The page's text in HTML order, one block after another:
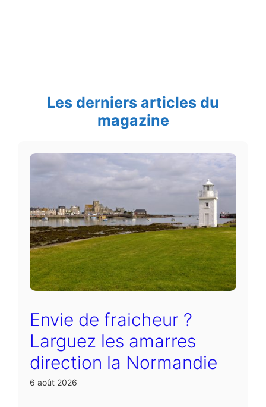
Les derniers articles du
magazine
Envie de fraicheur ?
Larguez les amarres
direction la Normandie
6 août 2026